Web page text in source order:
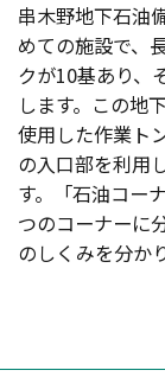
串木野地下石油
めての施設で、
クが10基あり、
します。この地
使用した作業ト
の入口部を利用
す。「石油コー
つのコーナーに
のしくみを分か